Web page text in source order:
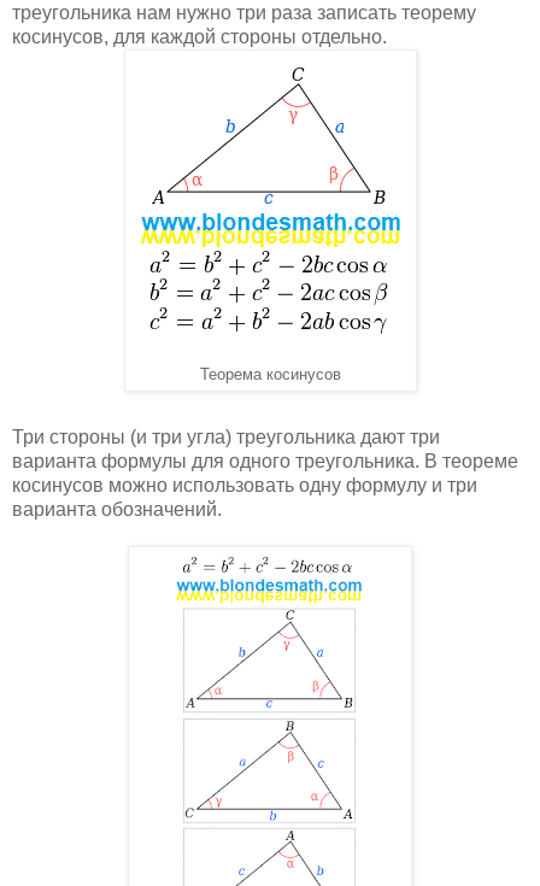
треугольника нам нужно три раза записать теорему
косинусов, для каждой стороны отдельно.
Теорема косинусов
Три стороны (и три угла) треугольника дают три
варианта формулы для одного треугольника. В теореме
косинусов можно использовать одну формулу и три
варианта обозначений.